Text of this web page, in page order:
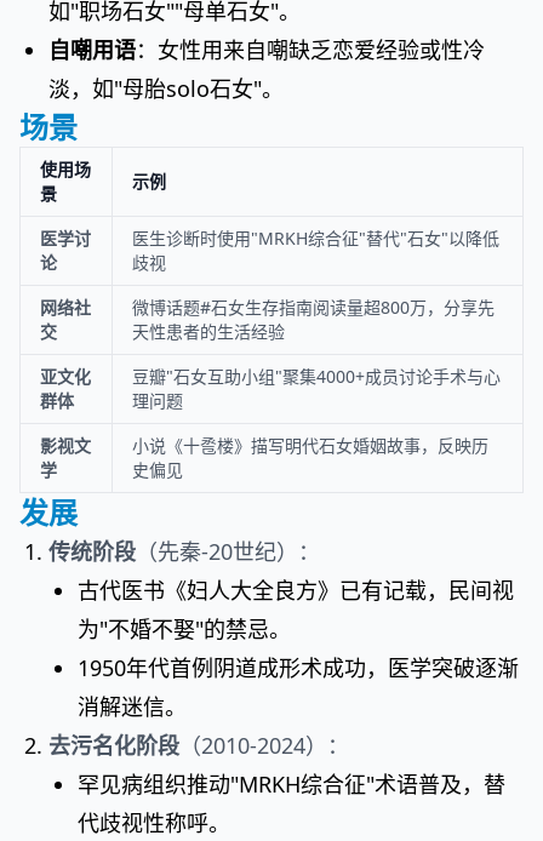
如"职场石女""母单石女"。
自嘲用语：女性用来自嘲缺乏恋爱经验或性冷
淡，如"母胎solo石女"。
场景
使用场
景
示例
医学讨
论
医生诊断时使用"MRKH综合征"替代"石女"以降低
歧视
网络社
交
微博话题#石女生存指南阅读量超800万，分享先
天性患者的生活经验
亚文化
群体
豆瓣"石女互助小组"聚集4000+成员讨论手术与心
理问题
影视文
学
小说《十卺楼》描写明代石女婚姻故事，反映历
史偏见
发展
传统阶段 （先秦-20世纪）：
古代医书《妇人大全良方》已有记载，民间视
为"不婚不娶"的禁忌。
1950年代首例阴道成形术成功，医学突破逐渐
消解迷信。
去污名化阶段 （2010-2024）：
罕见病组织推动"MRKH综合征"术语普及，替
代歧视性称呼。